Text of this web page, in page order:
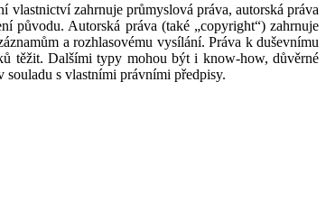
vlastnictví zahrnuje průmyslová práva, autorská práva
původu. Autorská práva (také „copyright“) zahrnuje
a rozhlasovému vysílání. Práva k duševnímu
těžit. Dalšími typy mohou být i know-how, důvěrné
souladu s vlastními právními předpisy.